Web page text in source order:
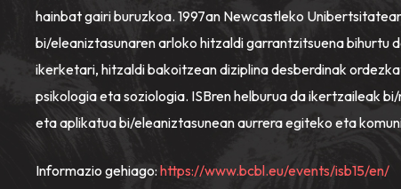
hainbat gairi buruzkoa. 1997an Newcastleko
bi/eleaniztasunaren arloko hitzaldi garrantzitsuena bihurtu
ikerketari, hitzaldi bakoitzean diziplina desberdinak
psikologia eta soziologia. ISBren helburua da ikertzaileak
eta aplikatua bi/eleaniztasunean aurrera egiteko eta
Informazio gehiago: https://www.bcbl.eu/events/isb15/en/